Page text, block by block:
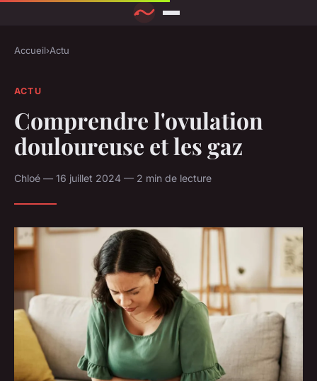
Accueil›Actu
ACTU
Comprendre l'ovulation
douloureuse et les gaz
Chloé — 16 juillet 2024 — 2 min de lecture